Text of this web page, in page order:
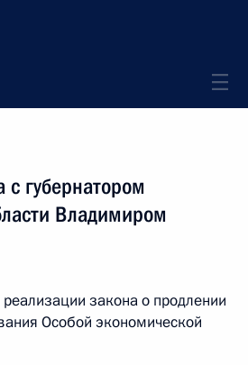
с губернатором
Владимиром
закона о продлении
Особой экономической